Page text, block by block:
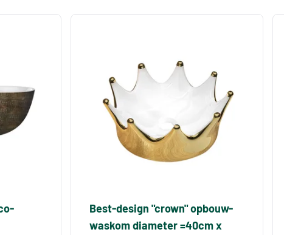
Best-design "crown" opbouw-
waskom diameter =40cm x